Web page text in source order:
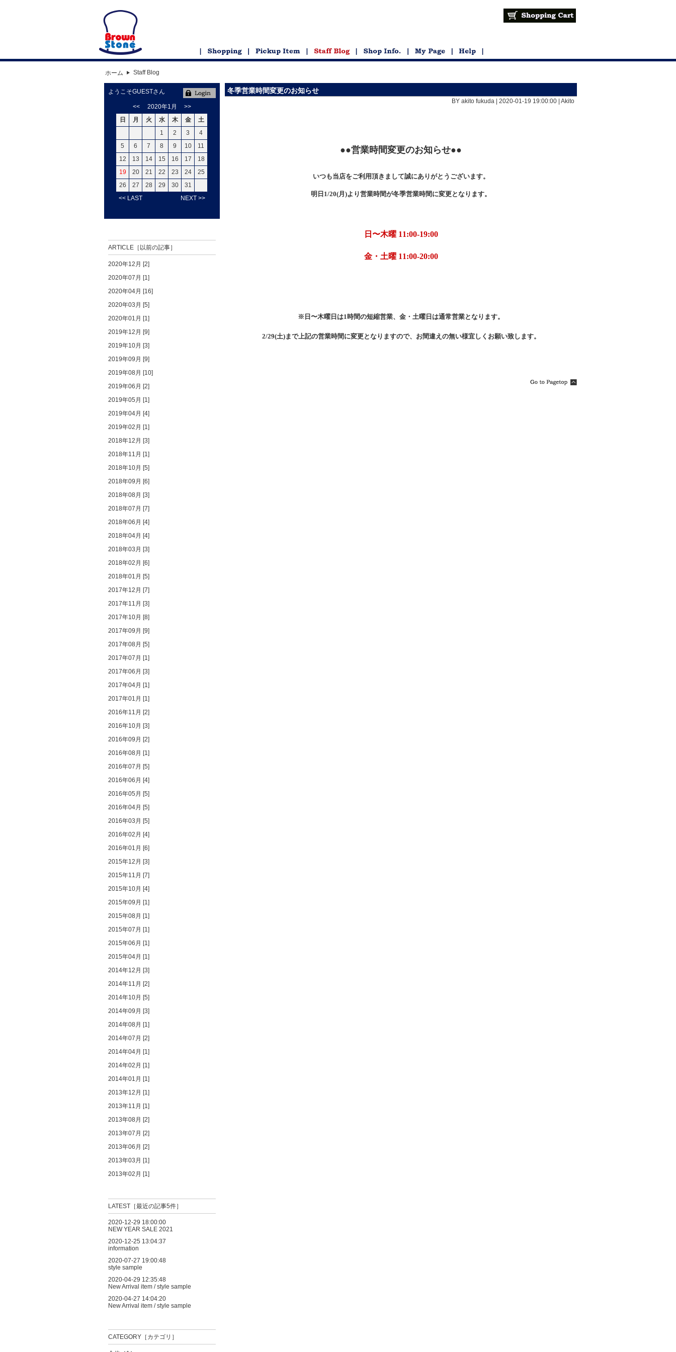
ホーム Staff Blog
冬季営業時間変更のお知らせ
BY akito fukuda | 2020-01-19 19:00:00 | Akito
●●営業時間変更のお知らせ●●
いつも当店をご利用頂きまして誠にありがとうございます。
明日1/20(月 )より営業時間が冬季営業時間に変更となります。
日〜木曜11:00-19:00
金・土曜11:00-20:00
※日〜木曜日は1時間の短縮営業、金・土曜日は通常営業となります。
2/29(土)まで上記の営業時間に変更となりますので、お間違えの無い様宜しくお願い致します。
ようこそGUESTさん
<< 2020年1月
>>
日
月 火 水 木 金
土
1
2 3
4
5
6 7 8 9 10
11
12
13 14 15 16 17
18
19
20 21 22 23 24
25
26
27 28 29 30
31
<< LAST
NEXT >>
ARTICLE［以前の記事］
2020年12月 [2]
2020年07月 [1]
2020年04月 [16]
2020年03月 [5]
2020年01月 [1]
2019年12月 [9]
2019年10月 [3]
2019年09月 [9]
2019年08月 [10]
2019年06月 [2]
2019年05月 [1]
2019年04月 [4]
2019年02月 [1]
2018年12月 [3]
2018年11月 [1]
2018年10月 [5]
2018年09月 [6]
2018年08月 [3]
2018年07月 [7]
2018年06月 [4]
2018年04月 [4]
2018年03月 [3]
2018年02月 [6]
2018年01月 [5]
2017年12月 [7]
2017年11月 [3]
2017年10月 [8]
2017年09月 [9]
2017年08月 [5]
2017年07月 [1]
2017年06月 [3]
2017年04月 [1]
2017年01月 [1]
2016年11月 [2]
2016年10月 [3]
2016年09月 [2]
2016年08月 [1]
2016年07月 [5]
2016年06月 [4]
2016年05月 [5]
2016年04月 [5]
2016年03月 [5]
2016年02月 [4]
2016年01月 [6]
2015年12月 [3]
2015年11月 [7]
2015年10月 [4]
2015年09月 [1]
2015年08月 [1]
2015年07月 [1]
2015年06月 [1]
2015年04月 [1]
2014年12月 [3]
2014年11月 [2]
2014年10月 [5]
2014年09月 [3]
2014年08月 [1]
2014年07月 [2]
2014年04月 [1]
2014年02月 [1]
2014年01月 [1]
2013年12月 [1]
2013年11月 [1]
2013年08月 [2]
2013年07月 [2]
2013年06月 [2]
2013年03月 [1]
2013年02月 [1]
LATEST［最近の記事5件］
2020-12-29 18:00:00
NEW YEAR SALE 2021
2020-12-25 13:04:37
information
2020-07-27 19:00:48
style sample
2020-04-29 12:35:48
New Arrival item / style sample
2020-04-27 14:04:20
New Arrival item / style sample
CATEGORY［カテゴリ］